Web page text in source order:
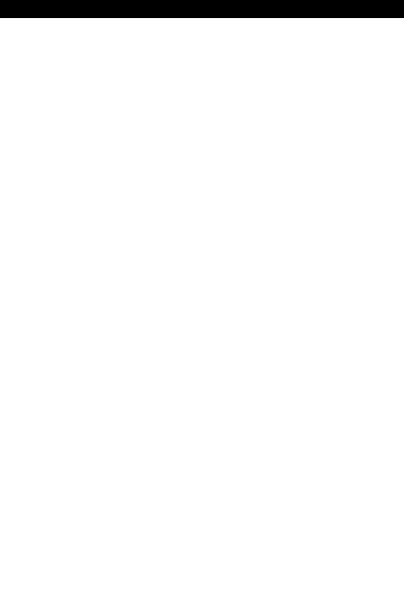
affiancato quale finale l’ultimo movimento della giovanile Terza.